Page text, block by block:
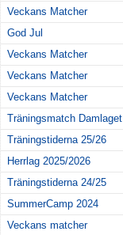
Klubbkläder
Dokument
Veckans Matcher
God Jul
Veckans Matcher
Veckans Matcher
Veckans Matcher
Träningsmatch Damlaget
Träningstiderna 25/26
Herrlag 2025/2026
Träningstiderna 24/25
SummerCamp 2024
Veckans matcher